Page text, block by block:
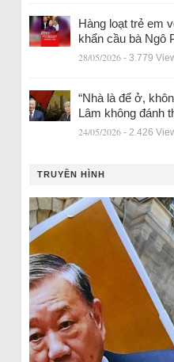
Hàng loạt trẻ em
khẩn cầu bà Ngô
28/05/2026 - 3.779
“Nhà là để ở,
Lâm không đánh
24/05/2026 - 2.426
TRUYỀN HÌNH